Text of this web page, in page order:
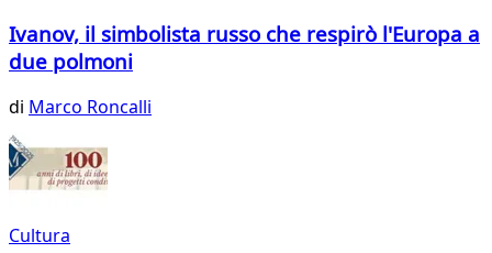
Ivanov, il simbolista russo che respirò l'Europa a
due polmoni
di Marco Roncalli
Cultura